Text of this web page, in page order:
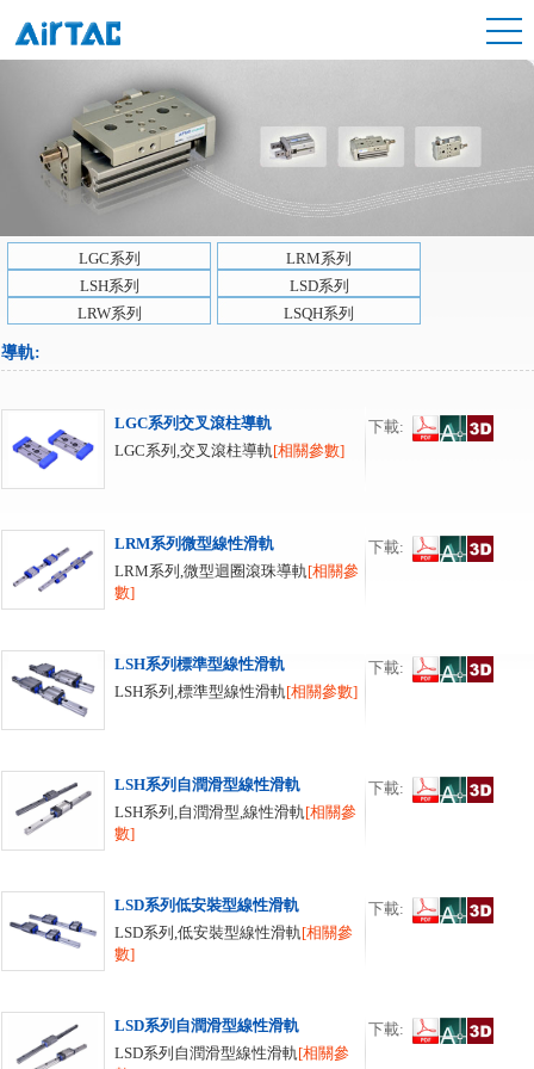
LGC系列
LRM系列
LSH系列
LSD系列
LRW系列
LSQH系列
導軌:
LGC系列交叉滾柱導軌
LGC系列,交叉滾柱導軌 [相關參數]
下載:
LRM系列微型線性滑軌
LRM系列,微型迴圈滾珠導軌 [相關參
數]
下載:
LSH系列標準型線性滑軌
LSH系列,標準型線性滑軌 [相關參數]
下載:
LSH系列自潤滑型線性滑軌
LSH系列,自潤滑型,線性滑軌 [相關參
數]
下載:
LSD系列低安裝型線性滑軌
LSD系列,低安裝型線性滑軌 [相關參
數]
下載:
LSD系列自潤滑型線性滑軌
LSD系列自潤滑型線性滑軌 [相關參
下載: